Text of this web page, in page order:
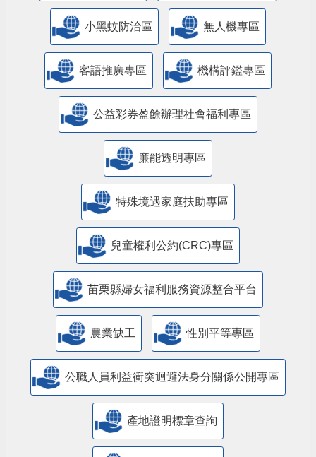
小黑蚊防治區 無人機專區
客語推廣專區 機構評鑑專區
公益彩券盈餘辦理社會福利專區
廉能透明專區
特殊境遇家庭扶助專區
兒童權利公約(CRC)專區
苗栗縣婦女福利服務資源整合平台
農業缺工 性別平等專區
公職人員利益衝突迴避法身分關係公開專區
產地證明標章查詢